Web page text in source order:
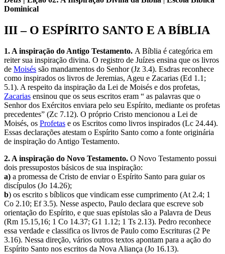
Dominical
III – O ESPÍRITO SANTO E A BÍBLIA
1. A inspiração do Antigo Testamento. A Bíblia é categórica em
reiter sua inspiração divina. O registro de Juízes ensina que os livros
de Moisés são mandamentos do Senhor (Jz 3.4). Esdras reconhece
como inspirados os livros de Jeremias, Ageu e Zacarias (Ed 1.1;
5.1). A respeito da inspiração da Lei de Moisés e dos profetas,
Zacarias ensinou que os seus escritos eram “ as palavras que o
Senhor dos Exércitos enviara pelo seu Espírito, mediante os profetas
precedentes” (Zc 7.12). O próprio Cristo mencionou a Lei de
Moisés, os Profetas e os Escritos como livros inspirados (Lc 24.44).
Essas declarações atestam o Espírito Santo como a fonte originária
de inspiração do Antigo Testamento.
2. A inspiração do Novo Testamento. O Novo Testamento possui
dois pressupostos básicos de sua inspiração:
a) a promessa de Cristo de enviar o Espírito Santo para guiar os
discípulos (Jo 14.26);
b) os escrito s bíblicos que vindicam esse cumprimento (At 2.4; 1
Co 2.10; Ef 3.5). Nesse aspecto, Paulo declara que escreve sob
orientação do Espírito, e que suas epístolas são a Palavra de Deus
(Rm 15.15,16; 1 Co 14.37; G1 1.12; 1 Ts 2.13). Pedro reconhece
essa verdade e classifica os livros de Paulo como Escrituras (2 Pe
3.16). Nessa direção, vários outros textos apontam para a ação do
Espírito Santo nos escritos da Nova Aliança (Jo 16.13).